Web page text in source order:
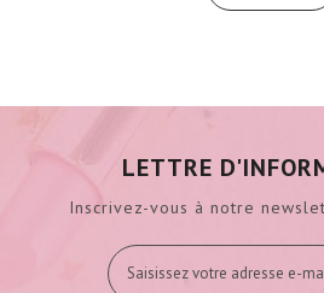
LETTRE
Inscrivez-vous à notre